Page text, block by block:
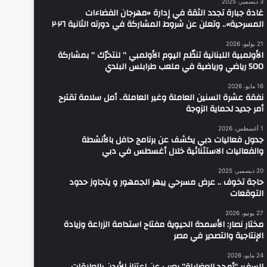
غادة جبارة تجدد الثقة في إدارة «مهرجان الفضاءات
المسرحية».. وتعلن عن شروط المشاركة في دورته الثانية ٢٠٢٦
21 يوليو، 2026
الأولمبية اللبنانية تنظّم اليوم الأولمبي ” لنتحرّك ” بمشاركة
500 رياضي ورياضية في ملعب طرابلس البلدي
16 مايو، 2026
نفقة عشرة السنين العاملة وغير العاملة.. أمل سلامة تقترح
أمر جديد لحماية الزوجة
1 أغسطس، 2026
جدول فعاليات دبي يكشف عن برنامج حافل بالأنشطة
والفعاليات الاستثنائية خلال أغسطس في دبي
20 ديسمبر، 2025
حاجة تخوف .. عرض مسرحي يبهر الجمهور و يتجاوز حدود
التوقعات
27 يونيو، 2026
مختار نصار: الأسمدة الحيوية مفتاح استدامة الزراعة وزيادة
الإنتاجية والتصدير في مصر
24 مايو، 2026